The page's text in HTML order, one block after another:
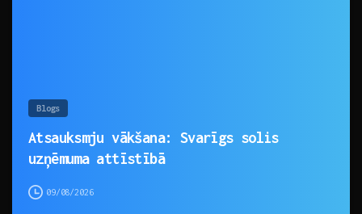
Blogs
Atsauksmju vākšana: Svarīgs solis
uzņēmuma attīstībā
09/08/2026